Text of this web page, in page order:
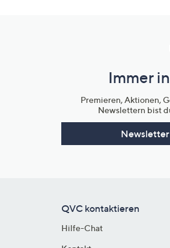
Immer
Premieren, Aktionen,
Newslettern bist
QVC kontaktieren
Hilfe-Chat